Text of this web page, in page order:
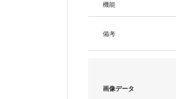
機能
備考
画像データ